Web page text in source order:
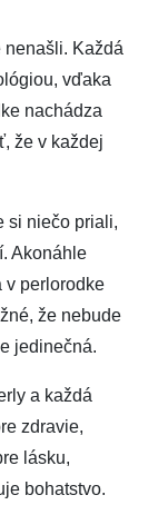
nenašli. Každá
vďaka
nachádza
že v každej
si niečo priali,
Akonáhle
v perlorodke
že nebude
jedinečná.
a každá
zdravie,
lásku,
bohatstvo.